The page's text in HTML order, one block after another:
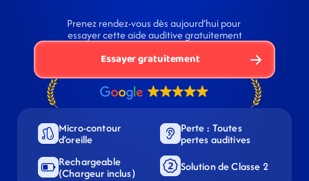
Prenez rendez-vous dès aujourd’hui pour
essayer cette aide auditive gratuitement
Essayer gratuitement
Micro-contour
d’oreille
Perte : Toutes
pertes auditives
Rechargeable
(Chargeur inclus)
Solution de Classe 2